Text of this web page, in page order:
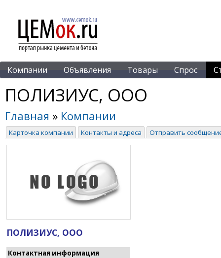
Компании Объявления Товары Спрос
ПОЛИЗИУС, ООО
Главная » Компании
Карточка компании Контакты и адреса Отправить
ПОЛИЗИУС, ООО
Контактная информация